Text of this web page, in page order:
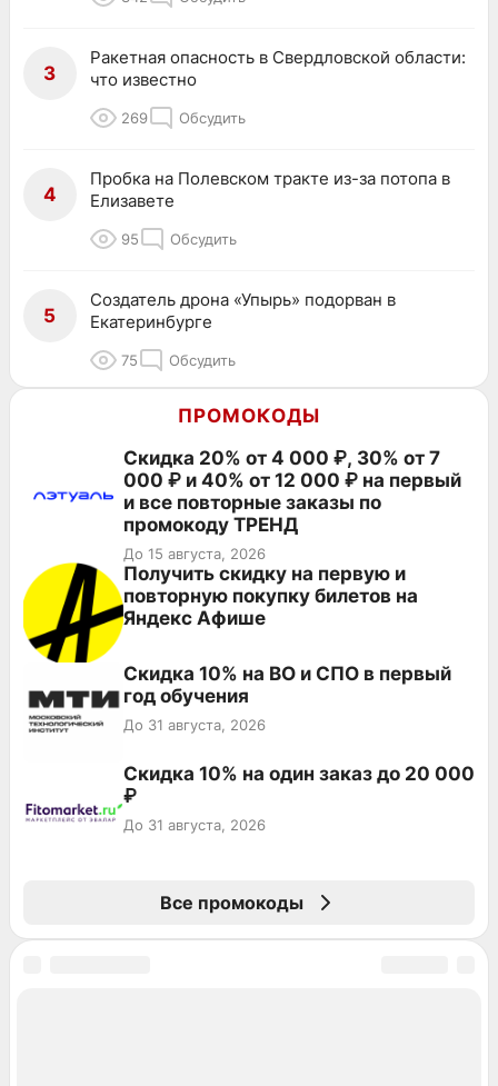
3
Ракетная опасность в Свердловской области:
что известно
269 Обсудить
4
Пробка на Полевском тракте из-за потопа в
Елизавете
95 Обсудить
5
Создатель дрона «Упырь» подорван в
Екатеринбурге
75 Обсудить
ПРОМОКОДЫ
Скидка 20% от 4 000 ₽, 30% от 7
000 ₽ и 40% от 12 000 ₽ на первый
и все повторные заказы по
промокоду ТРЕНД
До 15 августа, 2026
Получить скидку на первую и
повторную покупку билетов на
Яндекс Афише
Скидка 10% на ВО и СПО в первый
год обучения
До 31 августа, 2026
Скидка 10% на один заказ до 20 000
₽
До 31 августа, 2026
Все промокоды